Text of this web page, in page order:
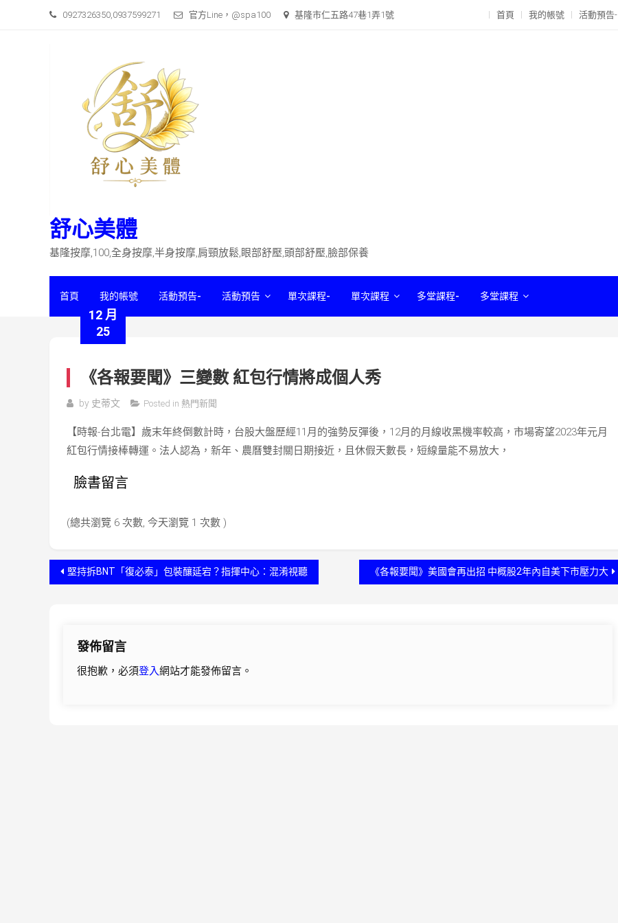
0927326350,0937599271 官方Line，@spa100 基隆市仁五路47巷1弄1號 首頁 我的帳號 活動預告-
舒心美體
基隆按摩,100,全身按摩,半身按摩,肩頸放鬆,眼部舒壓,頭部舒壓,臉部保養
首頁 我的帳號 活動預告- 活動預告 單次課程- 單次課程 多堂課程- 多堂課程
12 月
25
《各報要聞》三變數 紅包行情將成個人秀
by 史蒂文 Posted in 熱門新聞
【時報-台北電】歲末年終倒數計時，台股大盤歷經11月的強勢反彈後，12月的月線收黑機率較高，市場寄望2023年元月
紅包行情接棒轉運。法人認為，新年、農曆雙封關日期接近，且休假天數長，短線量能不易放大，
臉書留言
(總共瀏覽 6 次數, 今天瀏覽 1 次數 )
文堅持拆BNT「復必泰」包裝釀延宕？指揮中心：混淆視聽 《各報要聞》美國會再出招 中概股2年內自美下市壓力大
發佈留言
很抱歉，必須登入網站才能發佈留言。